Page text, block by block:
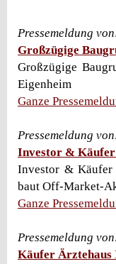
Pressemeldung
Großzügige
Großzügige
Eigenheim
Ganze
Pressemeldung
Investor &
Investor &
baut Off-Market-
Ganze
Pressemeldung
Käufer Ärztehaus